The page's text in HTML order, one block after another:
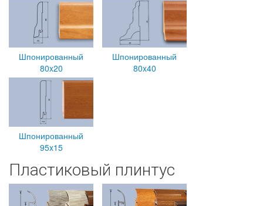
Шпонированный
80x20
Шпонированный
80x40
Шпонированный
95x15
Пластиковый плинтус